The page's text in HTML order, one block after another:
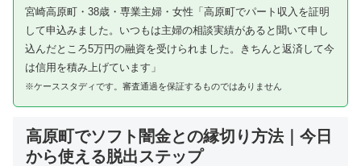
宮崎高原町・38歳・専業主婦・女性「高原町でパート収入を証明
して申込みました。いつもは主婦の相談実績があると聞いて申し
込んだところ5万円の融資を受けられました。きちんと返済して今
は信用を積み上げています」
※ケーススタディです。審査通過を保証するものではありません
高原町でソフト闇金との縁切り方法｜今日
から使える脱出ステップ